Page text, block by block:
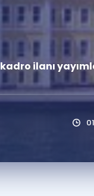
Kampanyalar
Eğitim ve
Blog
YDS - YÖKDİL
İngilizce
ilanı